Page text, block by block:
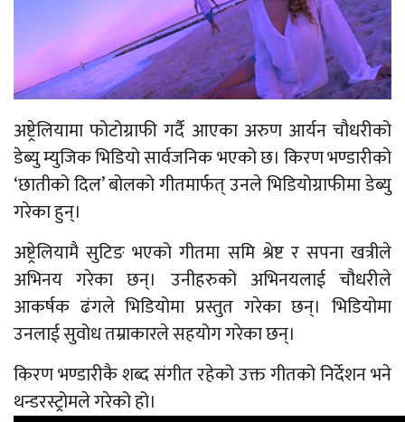
अष्ट्रेलियामा फोटोग्राफी गर्दै आएका अरुण आर्यन चौधरीको
डेब्यु म्युजिक भिडियो सार्वजनिक भएको छ। किरण भण्डारीको
‘छातीको दिल’ बोलको गीतमार्फत् उनले भिडियोग्राफीमा डेब्यु
गरेका हुन्।
अष्ट्रेलियामै सुटिङ भएको गीतमा समि श्रेष्ट र सपना खत्रीले
अभिनय गरेका छन्। उनीहरुको अभिनयलाई चौधरीले
आकर्षक ढंगले भिडियोमा प्रस्तुत गरेका छन्। भिडियोमा
उनलाई सुवोध तम्राकारले सहयोग गरेका छन्।
किरण भण्डारीकै शब्द संगीत रहेको उक्त गीतको निर्देशन भने
थन्डरस्ट्रोमले गरेको हो।